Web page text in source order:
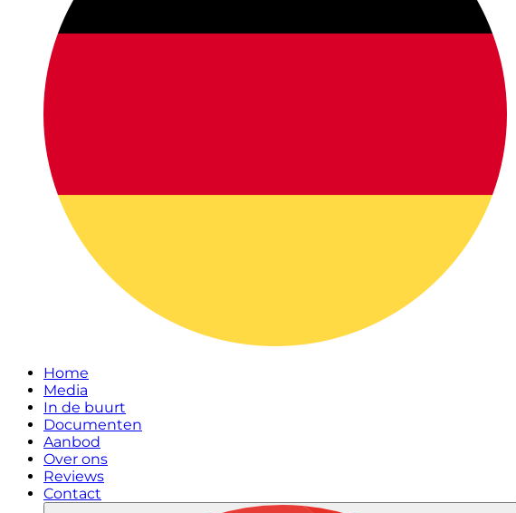
Home
Media
In de buurt
Documenten
Aanbod
Over ons
Reviews
Contact